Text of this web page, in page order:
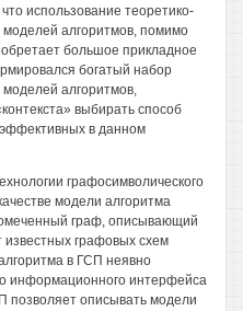
использование теоретико-
алгоритмов, помимо
большое прикладное
богатый набор
алгоритмов,
выбирать способ
в данном
графосимволического
модели алгоритма
граф, описывающий
известных графовых схем
в ГСП неявно
информационного интерфейса
позволяет описывать модели